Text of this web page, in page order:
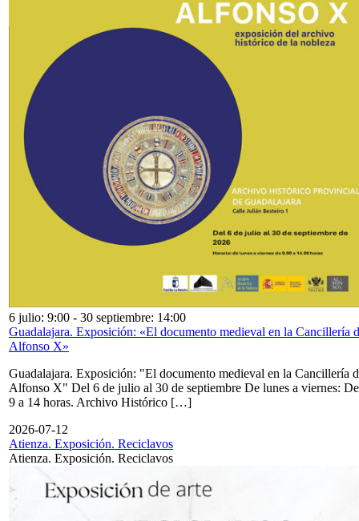
6 julio: 9:00 - 30 septiembre: 14:00
Guadalajara. Exposición: «El documento medieval en la Cancillería
Alfonso X»
Guadalajara. Exposición: "El documento medieval en la Cancillería
Alfonso X" Del 6 de julio al 30 de septiembre De lunes a viernes: De
9 a 14 horas. Archivo Histórico […]
2026-07-12
Atienza. Exposición. Reciclavos
Atienza. Exposición. Reciclavos